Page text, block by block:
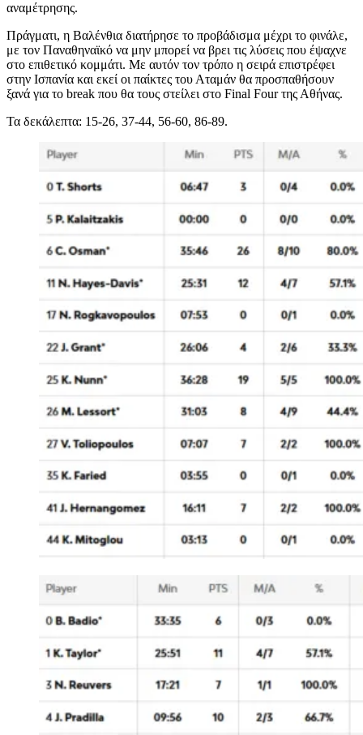
αναμέτρησης.
Πράγματι, η Βαλένθια διατήρησε το προβάδισμα μέχρι το φινάλε,
με τον Παναθηναϊκό να μην μπορεί να βρει τις λύσεις που έψαχνε
στο επιθετικό κομμάτι. Με αυτόν τον τρόπο η σειρά επιστρέφει
στην Ισπανία και εκεί οι παίκτες του Αταμάν θα προσπαθήσουν
ξανά για το break που θα τους στείλει στο Final Four της Αθήνας.
Τα δεκάλεπτα: 15-26, 37-44, 56-60, 86-89.